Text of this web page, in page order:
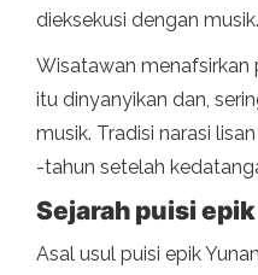
dieksekusi dengan musik.
Wisatawan menafsirkan
itu dinyanyikan dan,
musik. Tradisi narasi
-tahun setelah
Sejarah puisi epik
Asal usul puisi epik